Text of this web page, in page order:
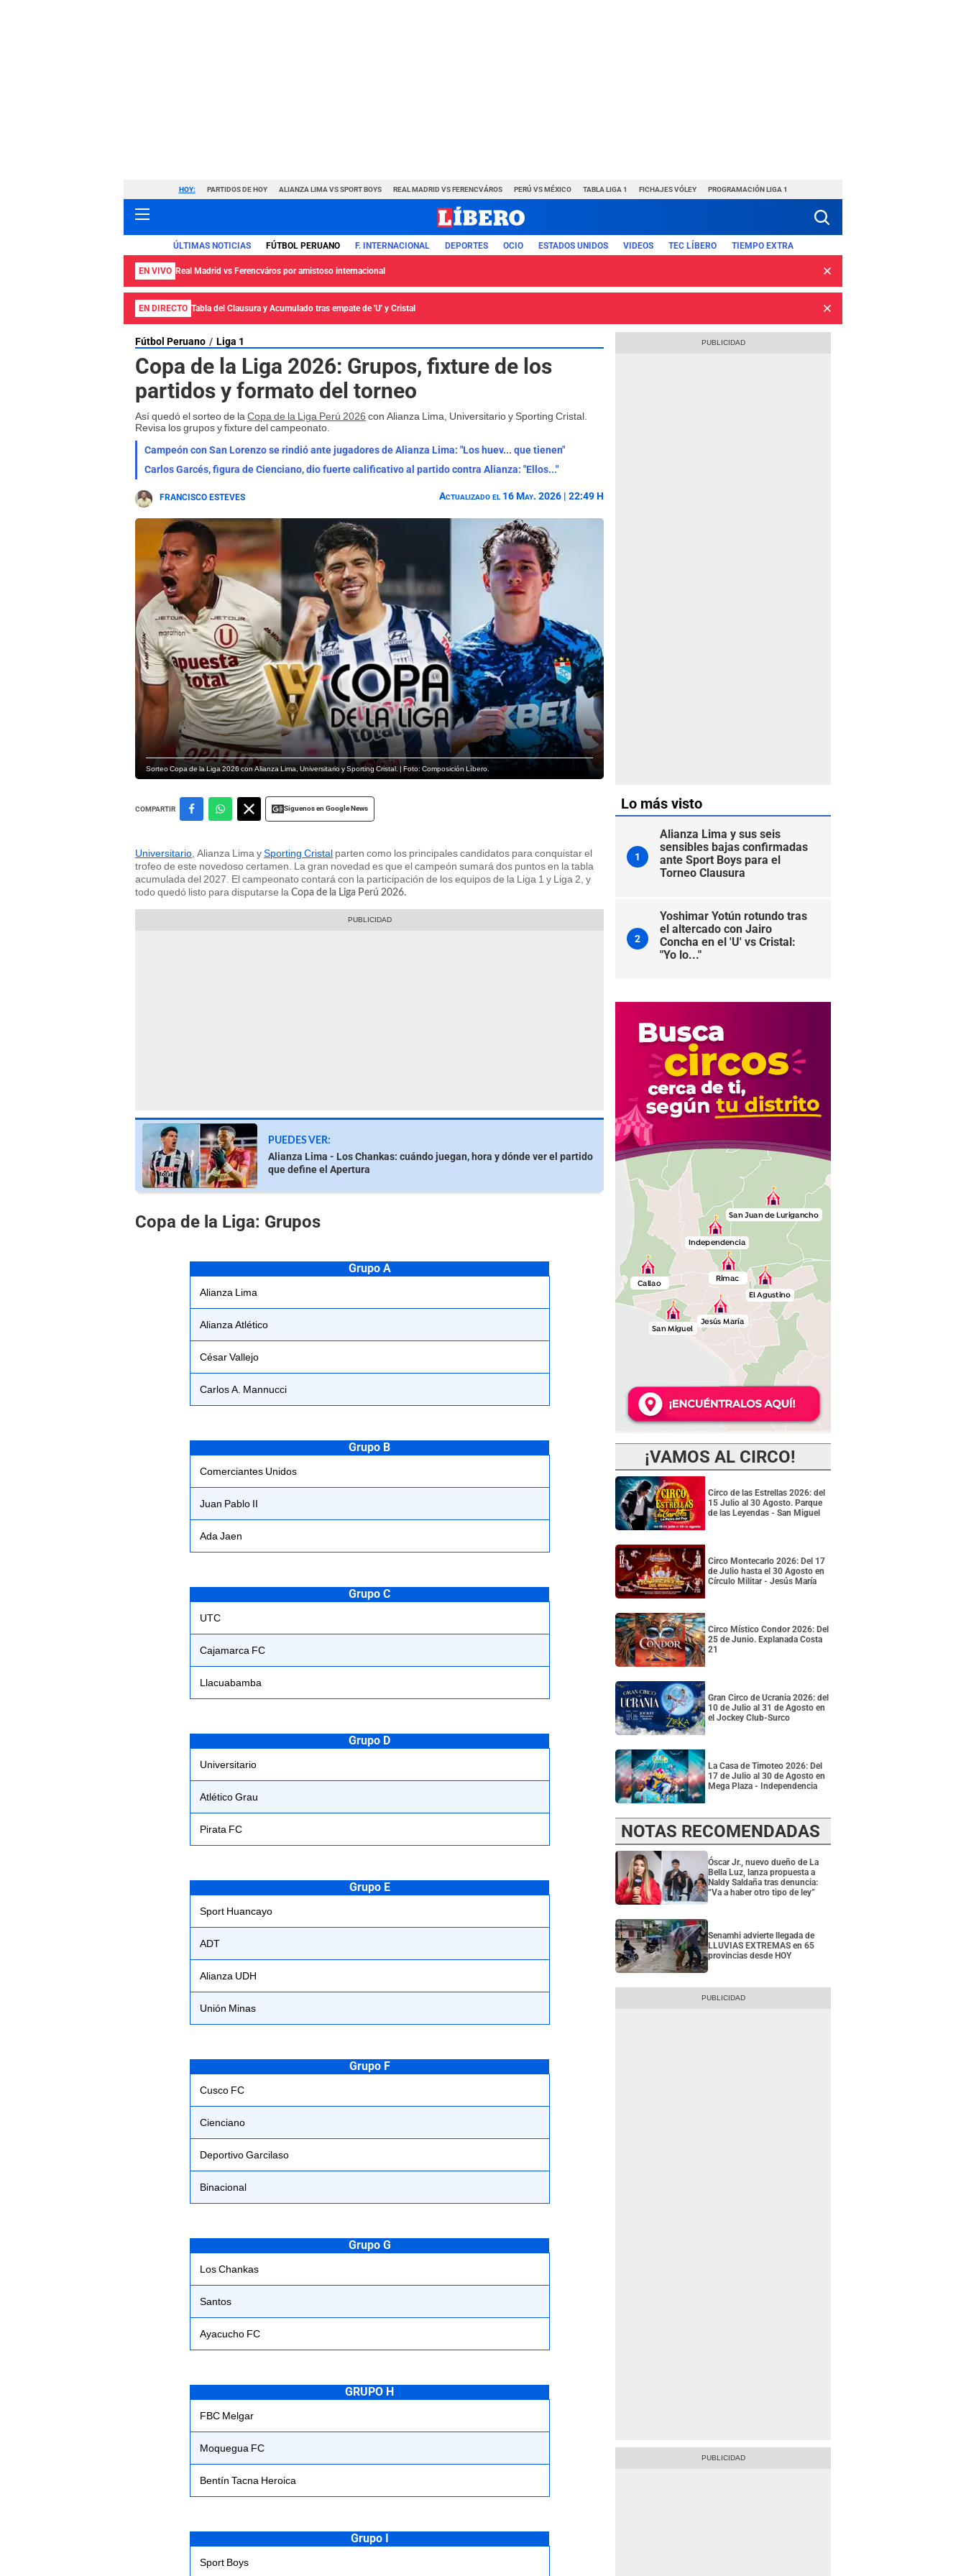
HOY: PARTIDOS DE HOY ALIANZA LIMA VS SPORT BOYS REAL MADRID VS FERENCVÁROS PERÚ VS MÉXICO TABLA LIGA 1 FICHAJES VÓLEY PROGRAMACIÓN LIGA 1
ÚLTIMAS NOTICIAS FÚTBOL PERUANO F. INTERNACIONAL DEPORTES OCIO ESTADOS UNIDOS VIDEOS TEC LÍBERO TIEMPO EXTRA
EN VIVO Real Madrid vs Ferencváros por amistoso internacional
EN DIRECTO Tabla del Clausura y Acumulado tras empate de 'U' y Cristal
Fútbol Peruano Liga 1
Copa de la Liga 2026: Grupos, fixture de los
partidos y formato del torneo
Así quedó el sorteo de la Copa de la Liga Perú 2026 con Alianza Lima, Universitario y Sporting Cristal.
Revisa los grupos y fixture del campeonato.
Campeón con San Lorenzo se rindió ante jugadores de Alianza Lima: "Los huev... que tienen"
Carlos Garcés, figura de Cienciano, dio fuerte calificativo al partido contra Alianza: "Ellos..."
FRANCISCO ESTEVES Actualizado el 16 May. 2026 | 22:49 H
Sorteo Copa de la Liga 2026 con Alianza Lima, Universitario y Sporting Cristal. | Foto: Composición Líbero.
COMPARTIR Siguenos en Google News
Universitario , Alianza Lima ySporting Cristal parten como los principales candidatos para conquistar el
trofeo de este novedoso certamen. La gran novedad es que el campeón sumará dos puntos en la tabla
acumulada del 2027. El campeonato contará con la participación de los equipos de la Liga 1 y Liga 2, y
todo quedó listo para disputarse la Copa de la Liga Perú 2026.
PUEDES VER:
Alianza Lima - Los Chankas: cuándo juegan, hora y dónde ver el partido
que define el Apertura
Copa de la Liga: Grupos
Grupo A
Alianza Lima
Alianza Atlético
César Vallejo
Carlos A. Mannucci
Grupo B
Comerciantes Unidos
Juan Pablo II
Ada Jaen
Grupo C
UTC
Cajamarca FC
Llacuabamba
Grupo D
Universitario
Atlético Grau
Pirata FC
Grupo E
Sport Huancayo
ADT
Alianza UDH
Unión Minas
Grupo F
Cusco FC
Cienciano
Deportivo Garcilaso
Binacional
Grupo G
Los Chankas
Santos
Ayacucho FC
GRUPO H
FBC Melgar
Moquegua FC
Bentín Tacna Heroica
Grupo I
Sport Boys
Lo más visto
1
Alianza Lima y sus seis
sensibles bajas confirmadas
ante Sport Boys para el
Torneo Clausura
2
Yoshimar Yotún rotundo tras
el altercado con Jairo
Concha en el 'U' vs Cristal:
"Yo lo..."
¡VAMOS AL CIRCO!
Circo de las Estrellas 2026: del
15 Julio al 30 Agosto. Parque
de las Leyendas - San Miguel
Circo Montecarlo 2026: Del 17
de Julio hasta el 30 Agosto en
Círculo Militar - Jesús María
Circo Místico Condor 2026: Del
25 de Junio. Explanada Costa
21
Gran Circo de Ucrania 2026: del
10 de Julio al 31 de Agosto en
el Jockey Club-Surco
La Casa de Timoteo 2026: Del
17 de Julio al 30 de Agosto en
Mega Plaza - Independencia
NOTAS RECOMENDADAS
Óscar Jr., nuevo dueño de La
Bella Luz, lanza propuesta a
Naldy Saldaña tras denuncia:
“Va a haber otro tipo de ley”
Senamhi advierte llegada de
LLUVIAS EXTREMAS en 65
provincias desde HOY